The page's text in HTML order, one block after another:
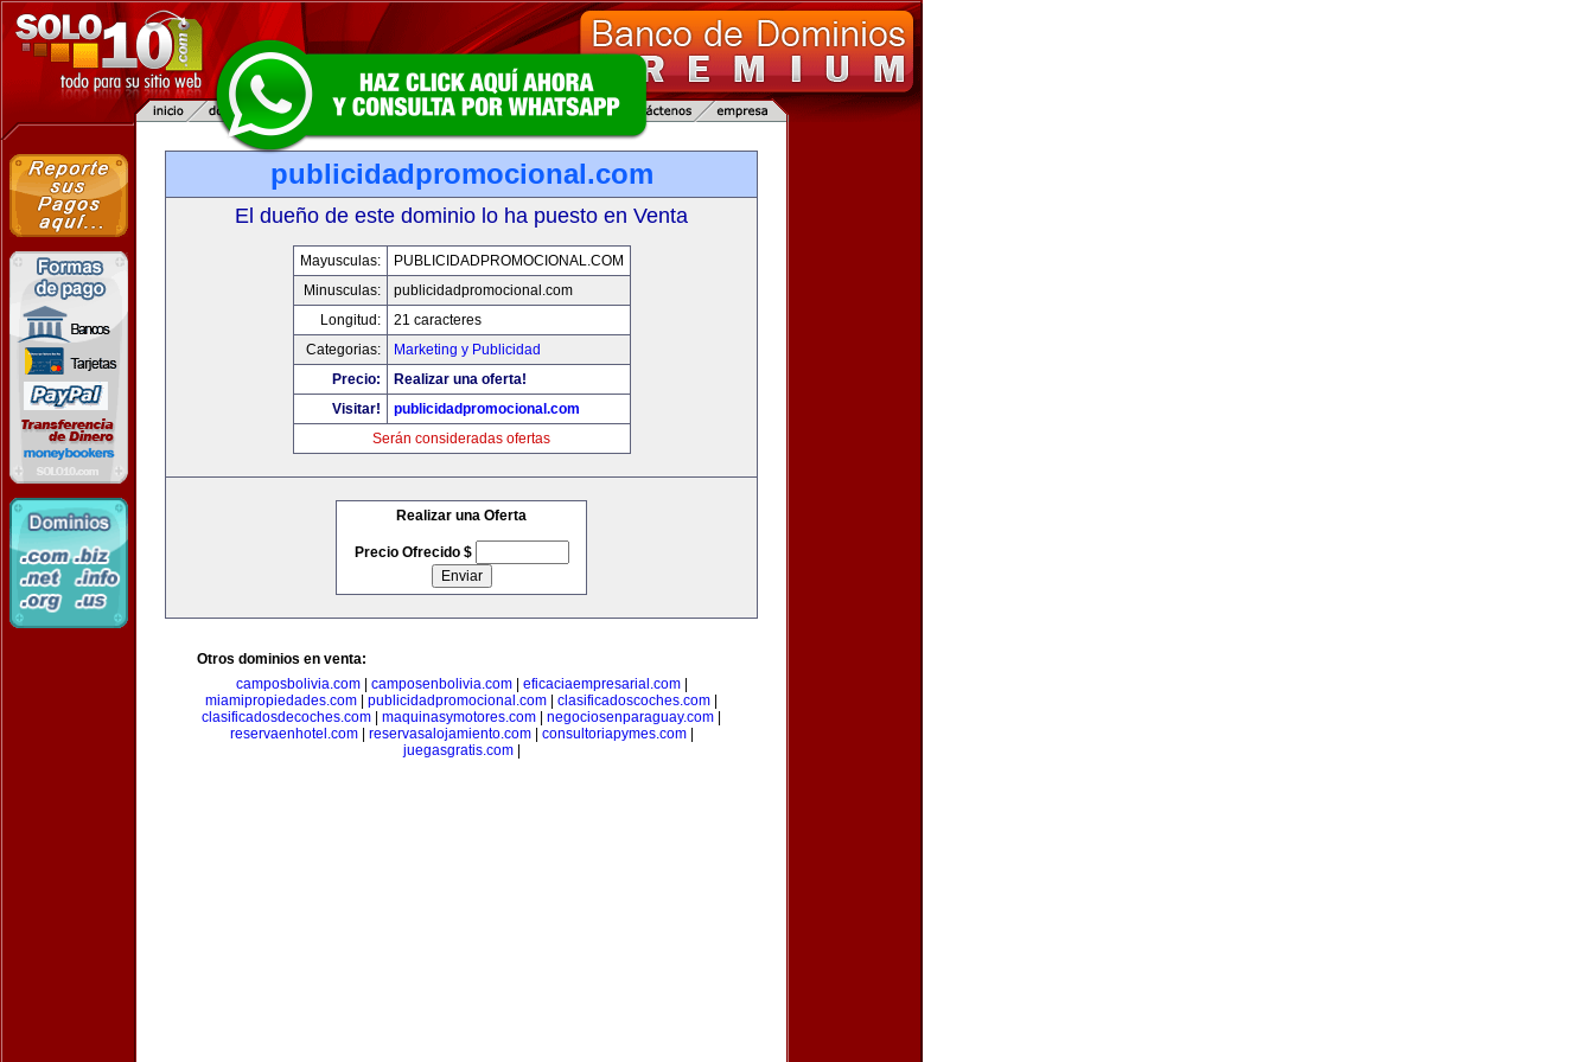
publicidadpromocional.com
El dueño de este dominio lo ha puesto en Venta
Mayusculas:
PUBLICIDADPROMOCIONAL.COM
Minusculas:
publicidadpromocional.com
Longitud:
21 caracteres
Categorias:
Marketing y Publicidad
Precio:
Realizar una oferta!
Visitar!
publicidadpromocional.com
Serán consideradas ofertas
Realizar una Oferta
Precio Ofrecido $
Otros dominios en venta:
camposbolivia.com| camposenbolivia.com| eficaciaempresarial.com|
miamipropiedades.com
publicidadpromocional.com clasificadoscoches.com
clasificadosdecoches.com
maquinasymotores.com negociosenparaguay.com
reservaenhotel.com| reservasalojamiento.com| consultoriapymes.com|
juegasgratis.com|